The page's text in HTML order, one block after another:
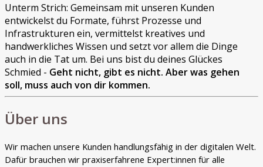
Unterm Strich: Gemeinsam mit unseren Kunden
entwickelst du Formate, führst Prozesse und
Infrastrukturen ein, vermittelst kreatives und
handwerkliches Wissen und setzt vor allem die Dinge
auch in die Tat um. Bei uns bist du deines Glückes
Schmied - Geht nicht, gibt es nicht. Aber was gehen
soll, muss auch von dir kommen.
Über uns
Wir machen unsere Kunden handlungsfähig in der digitalen Welt.
Dafür brauchen wir praxiserfahrene Expert:innen für alle